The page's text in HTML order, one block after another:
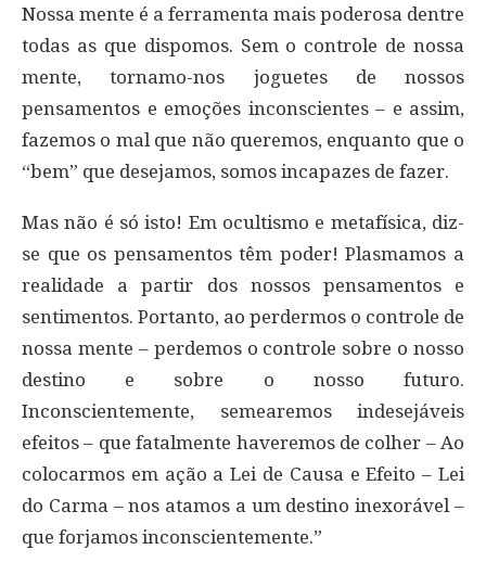
Nossa mente é a ferramenta mais poderosa dentre
todas as que dispomos. Sem o controle de nossa
mente, tornamo-nos joguetes de nossos
pensamentos e emoções inconscientes – e assim,
fazemos o mal que não queremos, enquanto que o
“bem” que desejamos, somos incapazes de fazer.
Mas não é só isto! Em ocultismo e metafísica, diz-
se que os pensamentos têm poder! Plasmamos a
realidade a partir dos nossos pensamentos e
sentimentos. Portanto, ao perdermos o controle de
nossa mente – perdemos o controle sobre o nosso
destino e sobre o nosso futuro.
Inconscientemente, semearemos indesejáveis
efeitos – que fatalmente haveremos de colher – Ao
colocarmos em ação a Lei de Causa e Efeito – Lei
do Carma – nos atamos a um destino inexorável –
que forjamos inconscientemente.”